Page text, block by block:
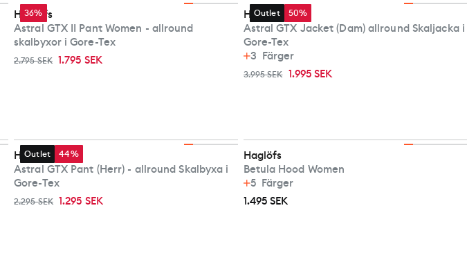
36%
Haglöfs
Astral GTX II Pant Women - allround
skalbyxor i Gore-Tex
2.795 SEK 1.795 SEK
Outlet 50%
Haglöfs
Astral GTX Jacket (Dam) allround Skaljacka i
Gore-Tex
3 Färger
3.995 SEK 1.995 SEK
Outlet 44%
Haglöfs
Astral GTX Pant (Herr) - allround Skalbyxa i
Gore-Tex
2.295 SEK 1.295 SEK
Haglöfs
Betula Hood Women
5 Färger
1.495 SEK